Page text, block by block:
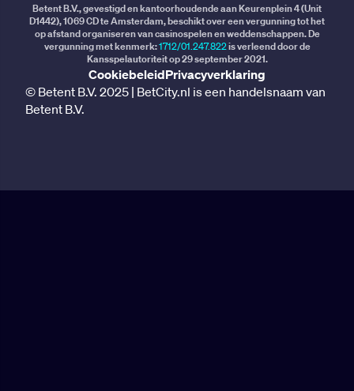
Betent B.V., gevestigd en kantoorhoudende aan Keurenplein 4 (Unit
D1442), 1069 CD te Amsterdam, beschikt over een vergunning tot het
op afstand organiseren van casinospelen en weddenschappen. De
vergunning met kenmerk:1712/01.247.822is verleend door de
Kansspelautoriteit op 29 september 2021.
CookiebeleidPrivacyverklaring
© Betent B.V. 2025 | BetCity.nl is een handelsnaam van
Betent B.V.